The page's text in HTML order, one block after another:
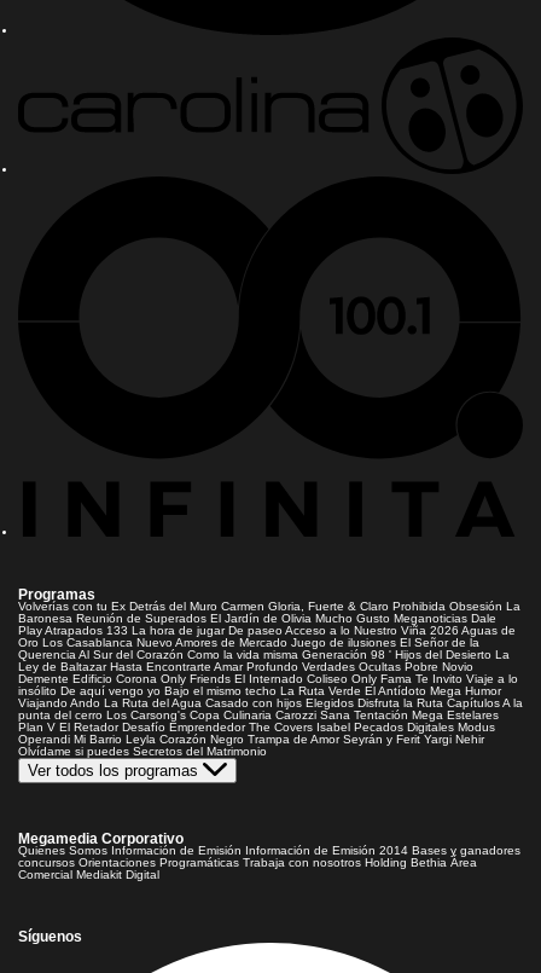
Programas
Volverías con tu Ex Detrás del Muro Carmen Gloria, Fuerte & Claro Prohibida Obsesión La
Baronesa Reunión de Superados El Jardín de Olivia Mucho Gusto Meganoticias Dale
PlayAtrapados 133 La hora de jugar De paseoAcceso a lo Nuestro Viña 2026 Aguas de
Oro Los Casablanca Nuevo Amores de Mercado Juego de ilusiones El Señor de la
Querencia Al Sur del Corazón Como la vida misma Generación 98 ' Hijos del Desierto La
Ley de Baltazar Hasta Encontrarte Amar Profundo Verdades Ocultas Pobre Novio
Demente Edificio Corona Only Friends El Internado Coliseo Only Fama Te Invito Viaje a lo
insólito De aquí vengo yo Bajo el mismo techo La Ruta Verde El Antídoto Mega Humor
Viajando Ando La Ruta del Agua Casado con hijos Elegidos Disfruta la Ruta CapítulosA la
punta del cerro Los Carsong's Copa Culinaria Carozzi Sana Tentación Mega Estelares
Plan V El Retador Desafío Emprendedor The Covers Isabel Pecados Digitales Modus
Operandi Mi Barrio Leyla Corazón Negro Trampa de Amor Seyrán y Ferit Yargi Nehir
Olvídame si puedes Secretos del Matrimonio
Ver todos los programas
Megamedia Corporativo
Quienes Somos Información de Emisión Información de Emisión 2014 Bases y ganadores
concursos Orientaciones Programáticas Trabaja con nosotros Holding Bethia Área
Comercial Mediakit Digital
Síguenos